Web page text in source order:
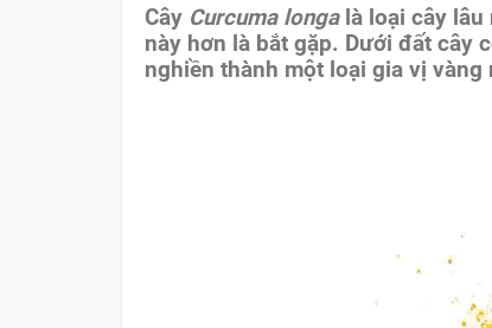
Cây Curcuma longalà loại cây lâu
này hơn là bắt gặp. Dưới đất cây
nghiền thành một loại gia vị